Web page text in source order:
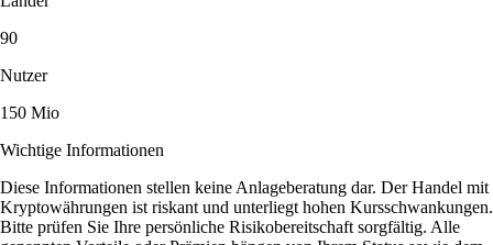
90
Nutzer
150 Mio
Wichtige Informationen
Diese Informationen stellen keine Anlageberatung dar. Der Handel mit
Kryptowährungen ist riskant und unterliegt hohen Kursschwankungen.
Bitte prüfen Sie Ihre persönliche Risikobereitschaft sorgfältig. Alle